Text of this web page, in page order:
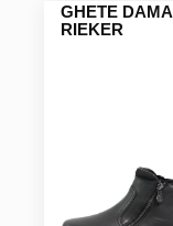
GHETE DAMA
RIEKER